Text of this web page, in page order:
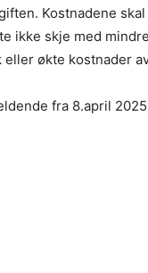
Kostnadene
ikke skje med
økte kostnader
fra 8.april 2025